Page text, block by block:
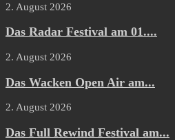
2. August 2026
Das Radar Festival am 01....
2. August 2026
Das Wacken Open Air am...
2. August 2026
Das Full Rewind Festival am...